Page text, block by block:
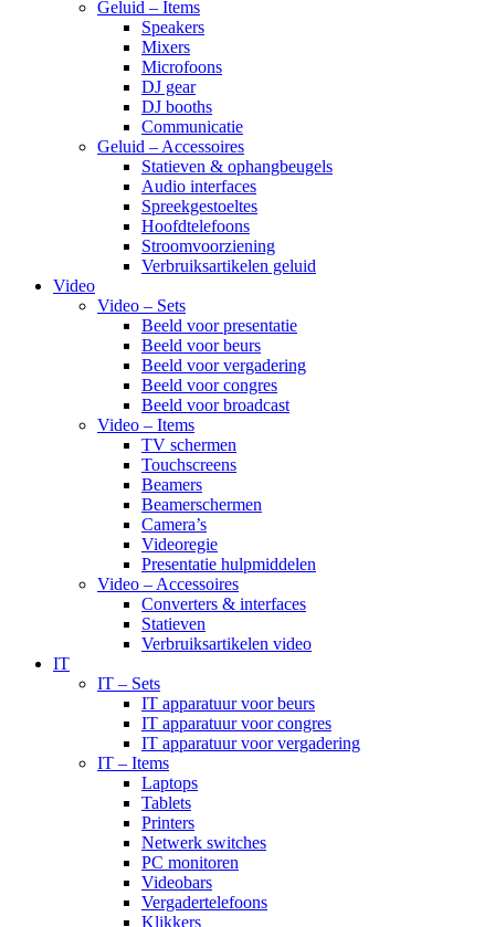
Geluid – Items
Speakers
Mixers
Microfoons
DJ gear
DJ booths
Communicatie
Geluid – Accessoires
Statieven & ophangbeugels
Audio interfaces
Spreekgestoeltes
Hoofdtelefoons
Stroomvoorziening
Verbruiksartikelen geluid
Video
Video – Sets
Beeld voor presentatie
Beeld voor beurs
Beeld voor vergadering
Beeld voor congres
Beeld voor broadcast
Video – Items
TV schermen
Touchscreens
Beamers
Beamerschermen
Camera’s
Videoregie
Presentatie hulpmiddelen
Video – Accessoires
Converters & interfaces
Statieven
Verbruiksartikelen video
IT
IT – Sets
IT apparatuur voor beurs
IT apparatuur voor congres
IT apparatuur voor vergadering
IT – Items
Laptops
Tablets
Printers
Netwerk switches
PC monitoren
Videobars
Vergadertelefoons
Klikkers